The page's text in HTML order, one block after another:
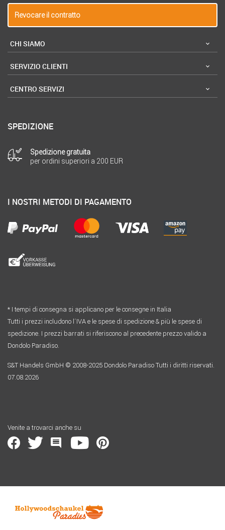
Revocare il contratto
CHI SIAMO
SERVIZIO CLIENTI
CENTRO SERVIZI
SPEDIZIONE
Spedizione gratuita
per ordini superiori a 200 EUR
I NOSTRI METODI DI PAGAMENTO
* I tempi di consegna si applicano per le consegne in Italia
Tutti i prezzi includono l´IVA e le spese di spedizione & più le spese di
spedizione. I prezzi barrati si riferiscono al precedente prezzo valido a
Dondolo Paradiso.
S&T Handels GmbH © 2008-2025 Dondolo Paradiso Tutti i diritti riservati.
07.08.2026
Venite a trovarci anche su